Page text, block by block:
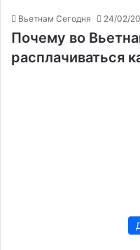
Вьетнам Сегодня 24/02/
Почему во
расплачиваться